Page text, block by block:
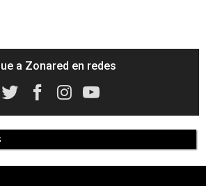
a Zonared en redes